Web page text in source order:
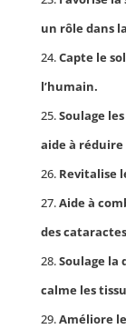
un rôle dans
Capte le
l’humain.
Soulage
aide à réduire
Revitalise
Aide à
des
Soulage
calme les
Améliore